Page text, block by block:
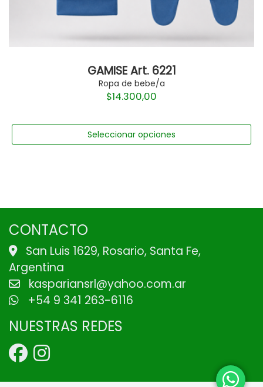
GAMISE Art. 6221
Ropa de bebe/a
$14.300,00
Seleccionar opciones
CONTACTO
San Luis 1629, Rosario, Santa Fe,
Argentina
kaspariansrl@yahoo.com.ar
+54 9 341 263-6116
NUESTRAS REDES